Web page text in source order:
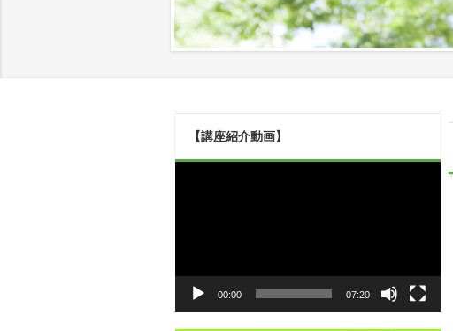
【講座紹介動画】
00:00 07:20